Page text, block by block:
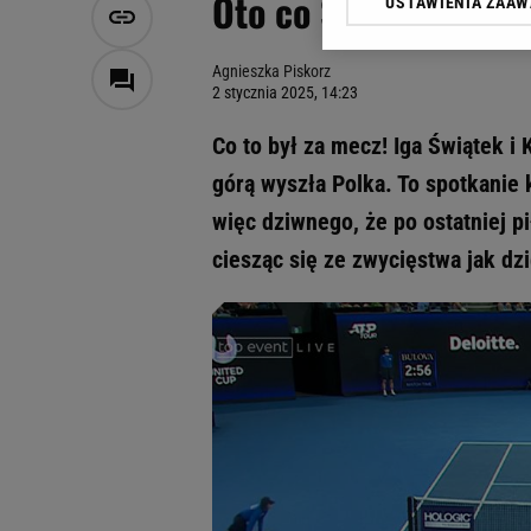
Oto co Świątek
Agnieszka Piskorz
2 stycznia 2025, 14:23
Co to był za mecz! Iga Świątek
górą wyszła Polka. To
więc dziwnego, że po ostatniej
ciesząc się ze zwycięstwa jak
Klikając „Akceptuję”
Zaufanych Partnerów i
odnośnik „Ustawienia
My, nasi Zaufani
Użycie dokładnych
Przechowywanie
badnie odbiorców i